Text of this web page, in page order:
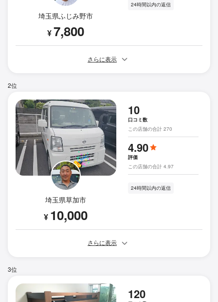
埼玉県ふじみ野市
¥7,800
24時間以内の返信
さらに表示
2位
埼玉県草加市
¥ 10,000
10
口コミ数
この店舗の合計 270
4.90
評価
この店舗の合計 4.97
24時間以内の返信
さらに表示
3位
120